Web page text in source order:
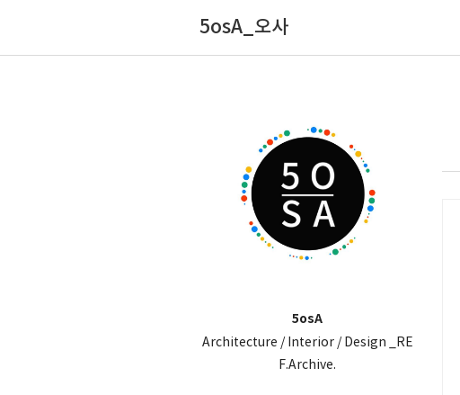
5osA_오사
5osA
Architecture / Interior / Design _RE
F.Archive.